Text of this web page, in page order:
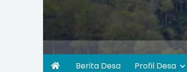
Berita Desa Profil Desa